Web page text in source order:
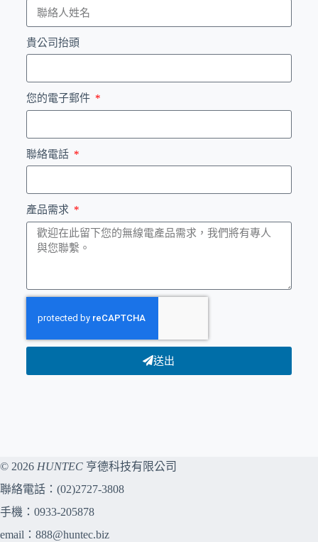
貴公司抬頭
您的電子郵件
聯絡電話
產品需求
送出
© 2026 HUNTEC 亨德科技有限公司
聯絡電話： (02)2727-3808
手機： 0933-205878
email： 888@huntec.biz